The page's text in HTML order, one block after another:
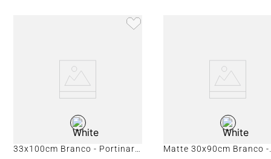
Porcelanato Decorado Matte
33x100cm Branco - Portinari
Porcelanato
Matte 30x90cm Branco -